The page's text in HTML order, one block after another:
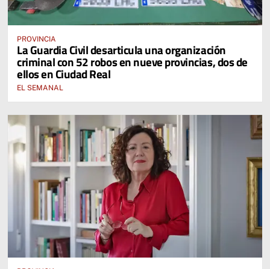
PROVINCIA
La Guardia Civil desarticula una organización
criminal con 52 robos en nueve provincias, dos de
ellos en Ciudad Real
EL SEMANAL